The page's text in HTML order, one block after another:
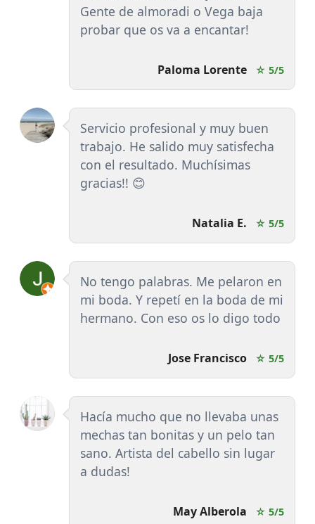
Gente de almoradi o Vega baja
probar que os va a encantar!
Paloma Lorente ☆ 5/5
Servicio profesional y muy buen
trabajo. He salido muy satisfecha
con el resultado. Muchísimas
gracias!! 😊
Natalia E. ☆ 5/5
No tengo palabras. Me pelaron en
mi boda. Y repetí en la boda de mi
hermano. Con eso os lo digo todo
Jose Francisco ☆ 5/5
Hacía mucho que no llevaba unas
mechas tan bonitas y un pelo tan
sano. Artista del cabello sin lugar
a dudas!
May Alberola ☆ 5/5